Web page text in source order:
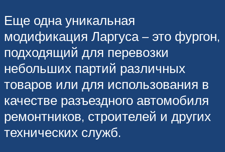
Еще одна уникальная
модификация Ларгуса – это фургон,
подходящий для перевозки
небольших партий различных
товаров или для использования в
качестве разъездного автомобиля
ремонтников, строителей и других
технических служб.